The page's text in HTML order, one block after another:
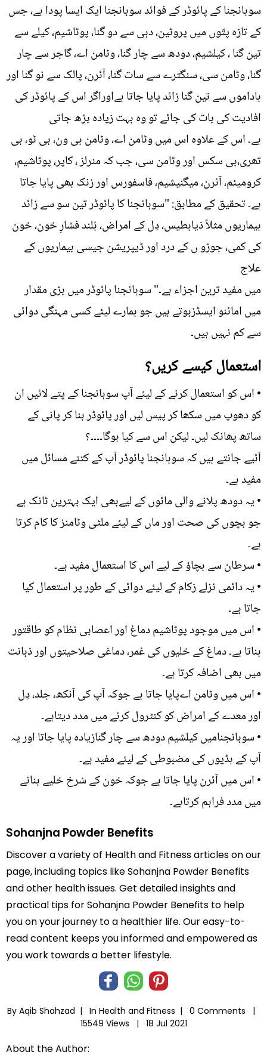
سوہانجنا کے پائوڈر کے فوائد سوہانجنا ایک ایسا پودا ہے، جس
کے تازہ پتّوں میں پروٹین، دہی سے دو گنا، پوٹاشیم، کیلے سے
تین گنا ، کیلشیم، دودھ سے چار گنا، وٹامن اے، گاجر سے چار
گنا، وٹامن سی، سنگترے سے سات گنا، آئرن، پالک سے نو گنا اور
باداموں سے تین گنا زائد پایا جاتا ہےاوراگر اس کے پائوڈر کی
افادیت کی بات کی جائے تو وہ بہت زیادہ بڑھ جاتی
ہے۔ اس کے علاوہ اس میں وٹامن اے، وٹامن بی ون، بی ٹو، بی
تھری،بی سکس اور وٹامن سی، جب کہ منرلز ، کاپر، پوٹاشیم،
کرومیئم، آئرن، میگنیشیم، فاسفورس اور زنک بھی پایا جاتا
ہے۔ تحقیق کے مطابق: "سوہانجنا کا پائوڈر تین سو سے زائد
بیماریوں مثلاً ذیابطیس، دِل کے امراض، بُلند فشارِ خون، خون
کی کمی، جوڑو ں کے درد اور ڈیپریشن جیسی بیماریوں کے
علاج
میں مفید ترین اجزاء ہے۔" سوہانجنا پائوڈر میں بڑی مقدار
میں امائنو ایسڈزہوتے ہیں جو ہمارے لیئے کسی مہنگی دوائی
سے کم نہیں ہیں۔
استعمال کیسے کریں؟
• اس کو استعمال کرنے کے لیئے آپ سوہانجنا کے پتے لائیں ان
کو دھوپ میں سکھا کر پیس لیں اور پائوڈر بنا کر پانی کے
ساتھ پھانک لیں۔ لیکن اس سے کیا ہوگا۔۔۔۔؟
آئیے جانتے ہیں کہ سوہانجنا پائوڈر آپ کے کتنے مسائل میں
مفید ہے۔
• یہ دودھ پلانے والی مائوں کے لیےبھی ایک بہترین ٹانک ہے
جو بچوں کی صحت اور ماں کے لیئے ملٹی وٹامنز کا کام کرتا
ہے۔
• سرطان سے بچاؤ کے لیے اس کا استعمال مفید ہے۔
• یہ دائمی نزلے زکام کے لیئے دوائی کے طور پر استعمال کیا
جاتا ہے۔
• اس میں موجود پوٹاشیم دماغ اور اعصابی نظام کو طاقتور
بناتا ہے۔ دماغ کے خلیوں کی عُمر، دماغی صلاحیتوں اور ذہانت
میں بھی اضافہ کرتا ہے۔
• اس میں وٹامن اےپایا جاتا ہے جوکہ آپ کی آنکھ، جلد، دِل
اور معدے کے امراض کو کنٹرول کرنے میں مدد دیتاہے۔
• سوہانجنامیں کیلشیم دودھ سے چار گنازیادہ پایا جاتا اور یہ
آپ کے ہڈیوں کی مضبوطی کے لیئے مفید ہے۔
• اس میں آئرن پایا جاتا ہے جوکہ خون کے سُرخ خلیے بنانے
میں مدد فراہم کرتاہے۔
Sohanjna Powder Benefits
Discover a variety of Health and Fitness articles on our
page, including topics like Sohanjna Powder Benefits
and other health issues. Get detailed insights and
practical tips for Sohanjna Powder Benefits to help
you on your journey to a healthier life. Our easy-to-
read content keeps you informed and empowered as
you work towards a better lifestyle.
By Aqib Shahzad | In Health and Fitness |
0 Comments |
15549 Views |
18 Jul 2021
About the Author: